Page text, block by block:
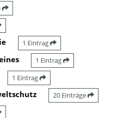
1 Eintrag
1 Eintrag
1 Eintrag
20 Einträge